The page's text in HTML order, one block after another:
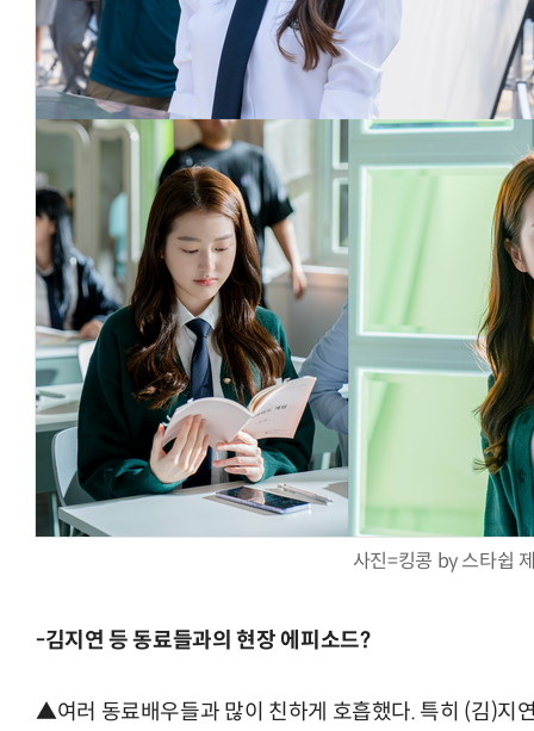
사진=킹콩 by 스타쉽
-김지연 등 동료들과의 현장 에피소드?
▲여러 동료배우들과 많이 친하게 호흡했다. 특히 (김)지